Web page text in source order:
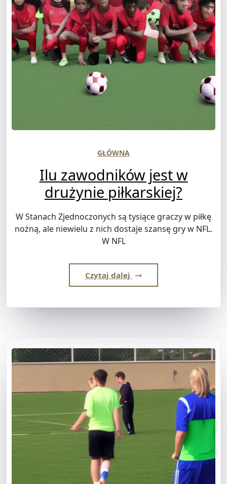
GŁÓWNA
Ilu zawodników jest w
drużynie piłkarskiej?
W Stanach Zjednoczonych są tysiące graczy w piłkę
nożną, ale niewielu z nich dostaje szansę gry w NFL.
W NFL
Czytaj dalej